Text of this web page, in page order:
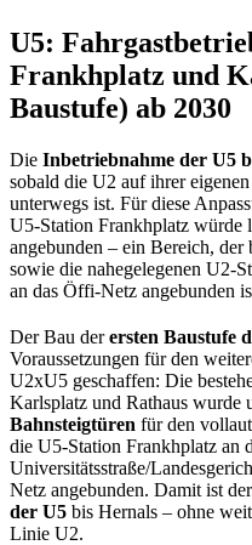
U5:
Frankhplatz und
Baustufe) ab 2030
Die Inbetriebnahme der U5
sobald die U2 auf ihrer
unterwegs ist. Für diese
U5-Station Frankhplatz würde
angebunden – ein Bereich,
sowie die nahegelegenen U2-
an das Öffi-Netz angebunden
Der Bau derersten Baustufe
Voraussetzungen für den
U2xU5 geschaffen: Die
Karlsplatz und Rathaus wurde
Bahnsteigtüren für den
die U5-Station Frankhplatz an
Universitätsstraße/
Netz angebunden. Damit ist der
der U5 bis Hernals – ohne
Linie U2.